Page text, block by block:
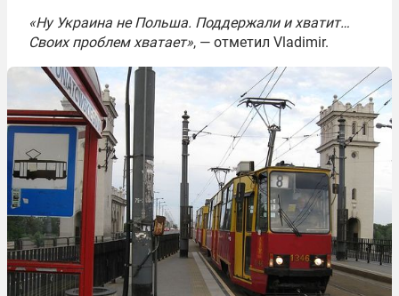
«Ну Украина не Польша. Поддержали и хватит…
Своих проблем хватает», — отметил Vladimir.